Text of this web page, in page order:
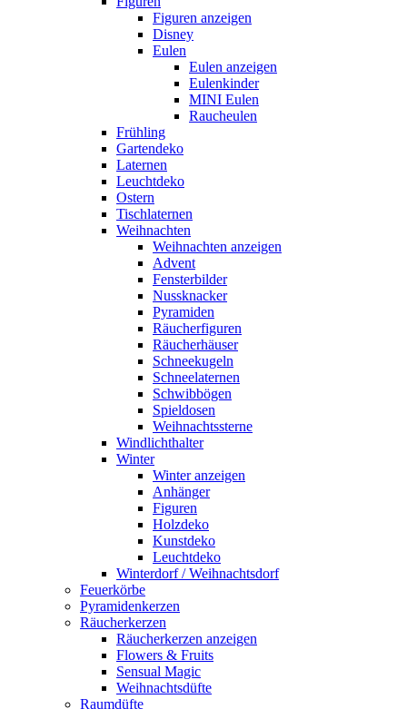
Figuren anzeigen
Disney
Eulen
Eulen anzeigen
Eulenkinder
MINI Eulen
Raucheulen
Frühling
Gartendeko
Laternen
Leuchtdeko
Ostern
Tischlaternen
Weihnachten
Weihnachten anzeigen
Advent
Fensterbilder
Nussknacker
Pyramiden
Räucherfiguren
Räucherhäuser
Schneekugeln
Schneelaternen
Schwibbögen
Spieldosen
Weihnachtssterne
Windlichthalter
Winter
Winter anzeigen
Anhänger
Figuren
Holzdeko
Kunstdeko
Leuchtdeko
Winterdorf / Weihnachtsdorf
Feuerkörbe
Pyramidenkerzen
Räucherkerzen
Räucherkerzen anzeigen
Flowers & Fruits
Sensual Magic
Weihnachtsdüfte
Raumdüfte